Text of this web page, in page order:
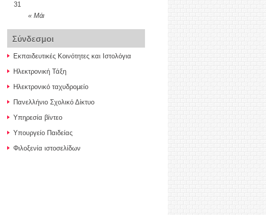
« Μάι
31
Σύνδεσμοι
Εκπαιδευτικές Κοινότητες και Ιστολόγια
Ηλεκτρονική Τάξη
Ηλεκτρονικό ταχυδρομείο
Πανελλήνιο Σχολικό Δίκτυο
Υπηρεσία βίντεο
Υπουργείο Παιδείας
Φιλοξενία ιστοσελίδων